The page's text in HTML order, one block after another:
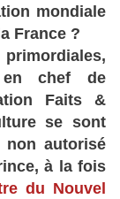
mondiale
France ?
en chef de
Faits &
se sont
autorisé
à la fois
du Nouvel